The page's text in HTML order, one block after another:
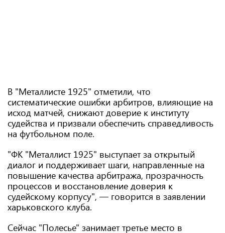
В "Металлисте 1925" отметили, что
систематические ошибки арбитров, влияющие на
исход матчей, снижают доверие к институту
судейства и призвали обеспечить справедливость
на футбольном поле.
"ФК "Металлист 1925" выступает за открытый
диалог и поддерживает шаги, направленные на
повышение качества арбитража, прозрачность
процессов и восстановление доверия к
судейскому корпусу", — говорится в заявлении
харьковского клуба.
Сейчас "Полесье" занимает третье место в